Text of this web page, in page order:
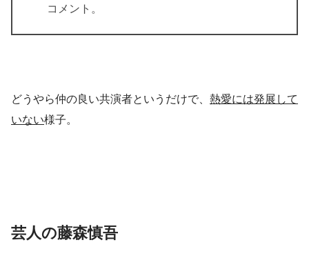
コメント。
どうやら仲の良い共演者というだけで、 熱愛には発展して
いない様子。
芸人の藤森慎吾